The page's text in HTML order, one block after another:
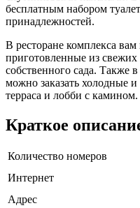
бесплатным набором
принадлежностей.
В ресторане комплекса
приготовленные из
собственного сада. Также
можно заказать холодные
терраса и лобби с камином.
Краткое
Количество номеров
Интернет
Адрес